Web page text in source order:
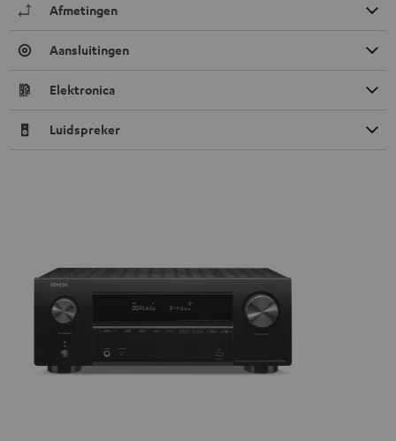
Afmetingen
Aansluitingen
Elektronica
Luidspreker